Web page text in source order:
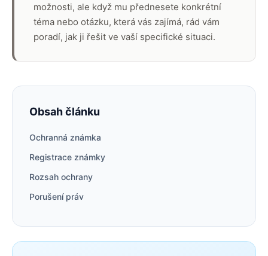
možnosti, ale když mu přednesete konkrétní
téma nebo otázku, která vás zajímá, rád vám
poradí, jak ji řešit ve vaší specifické situaci.
Obsah článku
Ochranná známka
Registrace známky
Rozsah ochrany
Porušení práv